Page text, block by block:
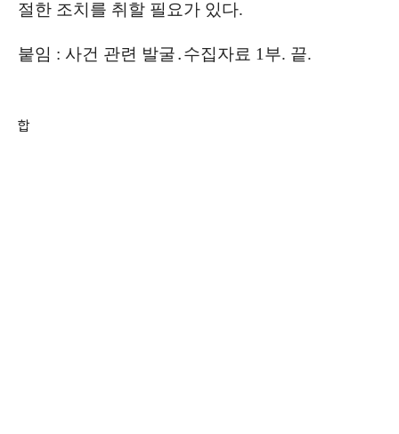
절한 조치를 취할 필요가 있다.
붙임 : 사건 관련 발굴․수집자료 1부. 끝.
합